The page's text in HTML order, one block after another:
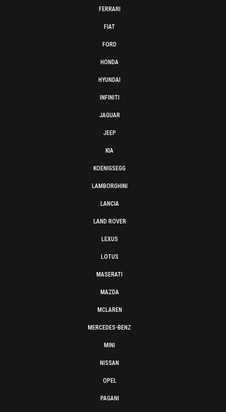
FERRARI
FIAT
FORD
HONDA
HYUNDAI
INFINITI
JAGUAR
JEEP
KIA
KOENIGSEGG
LAMBORGHINI
LANCIA
LAND ROVER
LEXUS
LOTUS
MASERATI
MAZDA
MCLAREN
MERCEDES-BENZ
MINI
NISSAN
OPEL
PAGANI